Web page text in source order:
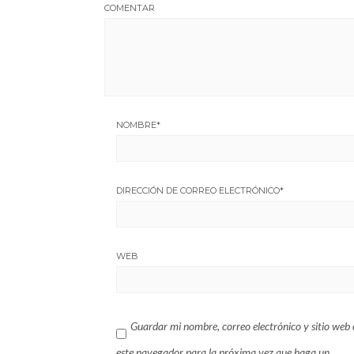
COMENTAR
NOMBRE*
DIRECCIÓN DE CORREO ELECTRÓNICO*
WEB
Guardar mi nombre, correo electrónico y sitio web